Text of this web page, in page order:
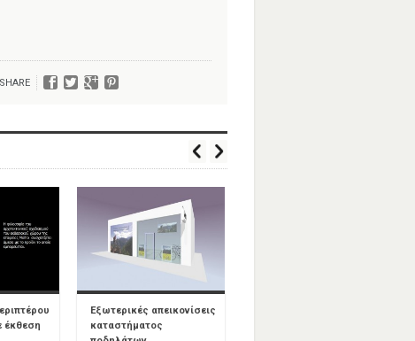
SHARE
έκθεση
Εξωτερικές απεικονίσεις
καταστήματος